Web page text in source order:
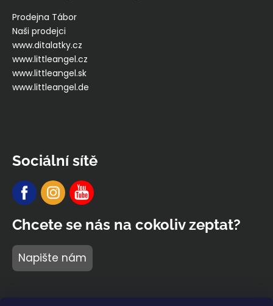
Prodejna Tábor
Naši prodejci
www.ditalatky.cz
www.littleangel.cz
www.littleangel.sk
www.littleangel.de
Sociální sítě
Chcete se nás na cokoliv zeptat?
Napište nám